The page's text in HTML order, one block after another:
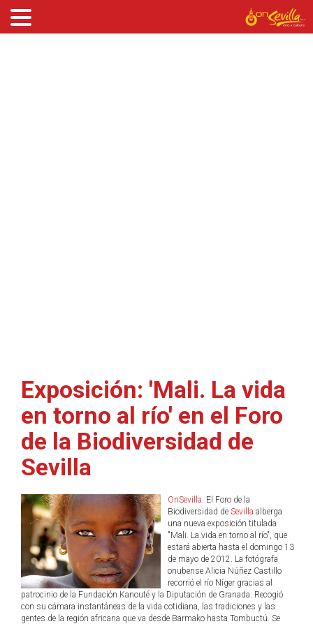
Exposición: 'Mali. La vida
en torno al río' en el Foro
de la Biodiversidad de
Sevilla
OnSevilla. El Foro de la
Biodiversidad de Sevilla alberga
una nueva exposición titulada
"Mali. La vida en torno al río", que
estará abierta hasta el domingo 13
de mayo de 2012. La fotógrafa
onubense Alicia Núñez Castillo
recorrió el río Níger gracias al
patrocinio de la Fundación Kanouté y la Diputación de Granada. Recogió
con su cámara instantáneas de la vida cotidiana, las tradiciones y las
gentes de la región africana que va desde Barmako hasta Tombuctú. Se